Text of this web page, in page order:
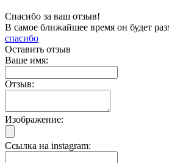
Спасибо за ваш отзыв!
В самое ближайшее время он будет
спасибо
Оставить отзыв
Ваше имя:
Отзыв:
Изображение:
Ссылка на instagram: